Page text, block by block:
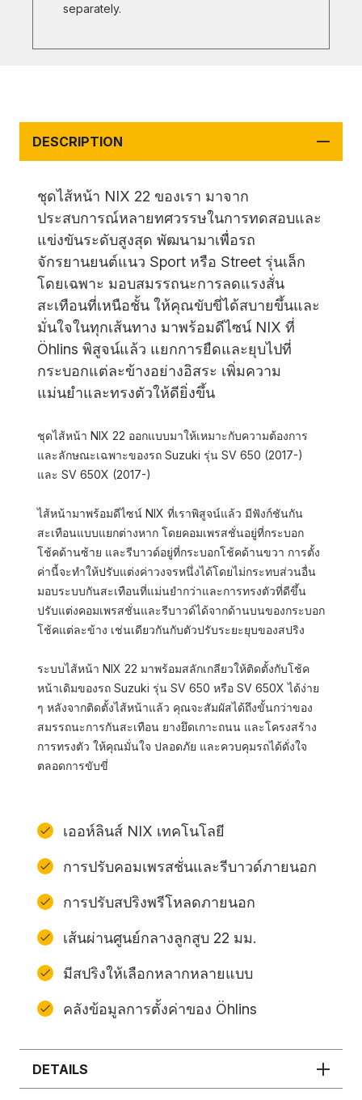
separately.
DESCRIPTION
ชุดไส้หน้า NIX 22 ของเรา มาจาก
ประสบการณ์หลายทศวรรษในการทดสอบและ
แข่งขันระดับสูงสุด พัฒนามาเพื่อรถ
จักรยานยนต์แนว Sport หรือ Street รุ่นเล็ก
โดยเฉพาะ มอบสมรรถนะการลดแรงสั่น
สะเทือนที่เหนือชั้น ให้คุณขับขี่ได้สบายขึ้นและ
มั่นใจในทุกเส้นทาง มาพร้อมดีไซน์ NIX ที่
Öhlins พิสูจน์แล้ว แยกการยืดและยุบไปที่
กระบอกแต่ละข้างอย่างอิสระ เพิ่มความ
แม่นยำและทรงตัวให้ดียิ่งขึ้น
ชุดไส้หน้า NIX 22 ออกแบบมาให้เหมาะกับความต้องการ
และลักษณะเฉพาะของรถ Suzuki รุ่น SV 650 (2017-)
และ SV 650X (2017-)
ไส้หน้ามาพร้อมดีไซน์ NIX ที่เราพิสูจน์แล้ว มีฟังก์ชันกัน
สะเทือนแบบแยกต่างหาก โดยคอมเพรสชั่นอยู่ที่กระบอก
โช้คด้านซ้าย และรีบาวด์อยู่ที่กระบอกโช้คด้านขวา การตั้ง
ค่านี้จะทำให้ปรับแต่งค่าวงจรหนึ่งได้โดยไม่กระทบส่วนอื่น
มอบระบบกันสะเทือนที่แม่นยำกว่าและการทรงตัวที่ดีขึ้น
ปรับแต่งคอมเพรสชั่นและรีบาวด์ได้จากด้านบนของกระบอก
โช้คแต่ละข้าง เช่นเดียวกันกับตัวปรับระยะยุบของสปริง
ระบบไส้หน้า NIX 22 มาพร้อมสลักเกลียวให้ติดตั้งกับโช้ค
หน้าเดิมของรถ Suzuki รุ่น SV 650 หรือ SV 650X ได้ง่าย
ๆ หลังจากติดตั้งไส้หน้าแล้ว คุณจะสัมผัสได้ถึงขั้นกว่าของ
สมรรถนะการกันสะเทือน ยางยึดเกาะถนน และโครงสร้าง
การทรงตัว ให้คุณมั่นใจ ปลอดภัย และควบคุมรถได้ดั่งใจ
ตลอดการขับขี่
เออห์ลินส์ NIX เทคโนโลยี
การปรับคอมเพรสชั่นและรีบาวด์ภายนอก
การปรับสปริงพรีโหลดภายนอก
เส้นผ่านศูนย์กลางลูกสูบ 22 มม.
มีสปริงให้เลือกหลากหลายแบบ
คลังข้อมูลการตั้งค่าของ Öhlins
DETAILS